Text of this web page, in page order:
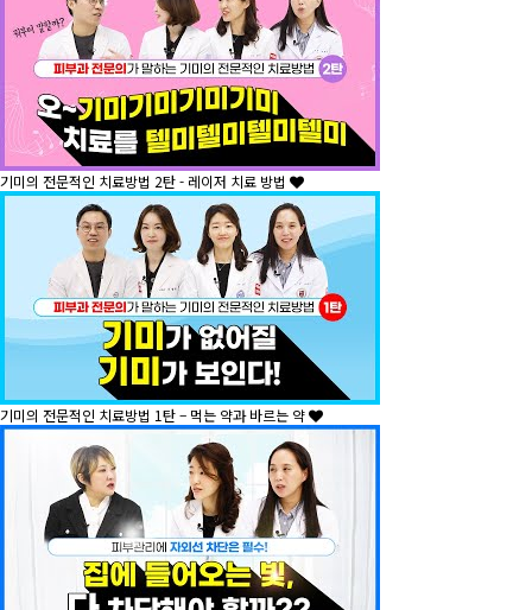
기미의 전문적인 치료방법 2탄 - 레이저 치료 방법
기미의 전문적인 치료방법 1탄 – 먹는 약과 바르는 약